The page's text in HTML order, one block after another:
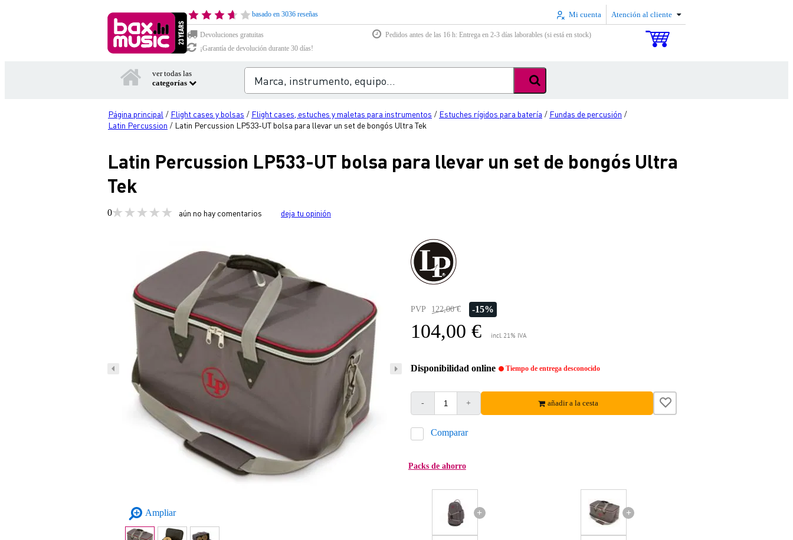
basado en 3036 reseñas Mi cuenta Atención al cliente
Devoluciones gratuitas
Pedidos antes de las 16 h: Entrega en 2-3 días laborables (si está en stock)
¡Garantía de devolución durante 30 días!
ver todas las
categorías
Página principal / Flight cases y bolsas / Flight cases, estuches y maletas para instrumentos / Estuches rígidos para batería / Fundas de percusión /
Latin Percussion / Latin Percussion LP533-UT bolsa para llevar un set de bongós Ultra Tek
Latin Percussion LP533-UT bolsa para llevar un set de bongós Ultra
Tek
0 aún no hay comentarios deja tu opinión
Ampliar
PVP 122,00 € -15%
104,00 € incl. 21% IVA
Disponibilidad online Tiempo de entrega desconocido
- + añadir a la cesta
Comparar
Packs de ahorro
+ +